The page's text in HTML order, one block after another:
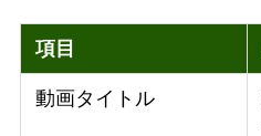
項目
動画タイトル